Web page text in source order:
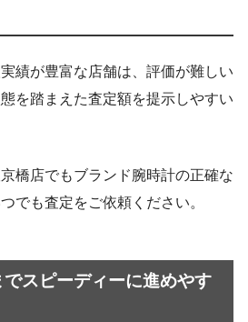
績が豊富な店舗は、評価が難しい
を踏まえた査定額を提示しやすい
橋店でもブランド腕時計の正確な
でも査定をご依頼ください。
スピーディーに進めやす